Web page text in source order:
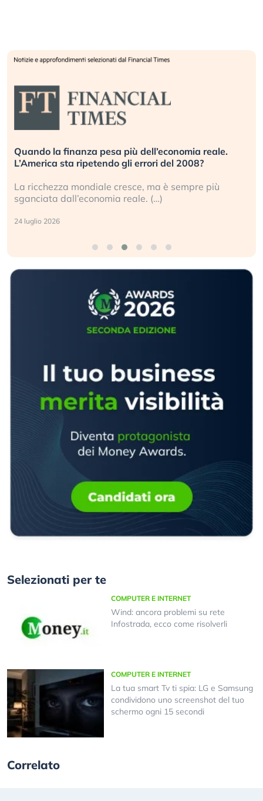
Quando la finanza pesa più dell’economia reale.
L’America sta ripetendo gli errori del 2008?
La ricchezza mondiale cresce, ma è sempre più
sganciata dall’economia reale. (…)
24 luglio 2026
Selezionati per te
COMPUTER E INTERNET
Wind: ancora problemi su rete
Infostrada, ecco come risolverli
COMPUTER E INTERNET
La tua smart Tv ti spia: LG e Samsung
condividono uno screenshot del tuo
schermo ogni 15 secondi
Correlato